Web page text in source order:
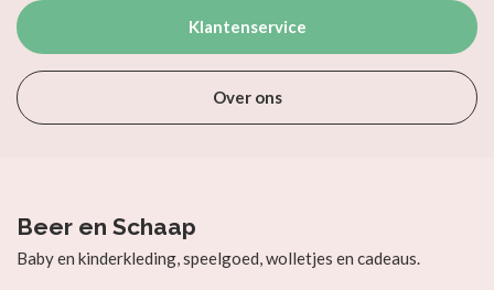
Klantenservice
Over ons
Beer en Schaap
Baby en kinderkleding, speelgoed, wolletjes en cadeaus.